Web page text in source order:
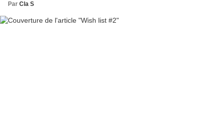
Par Cla S